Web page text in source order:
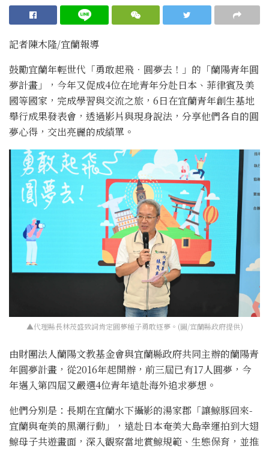
記者陳木隆/宜蘭報導
鼓勵宜蘭年輕世代「勇敢起飛．圓夢去！」的「蘭陽青年圓
夢計畫」，今年又促成4位在地青年分赴日本、菲律賓及美
國等國家，完成學習與交流之旅，6日在宜蘭青年創生基地
舉行成果發表會，透過影片與現身說法，分享他們各自的圓
夢心得，交出亮麗的成績單。
▲代理縣長林茂盛致詞肯定圓夢種子勇敢逐夢。(圖/宜蘭縣政府提供)
由財團法人蘭陽文教基金會與宜蘭縣政府共同主辦的蘭陽青
年圓夢計畫，從2016年起開辦，前三屆已有17人圓夢，今
年邁入第四屆又嚴選4位青年遠赴海外追求夢想。
他們分別是：長期在宜蘭水下攝影的湯家郡「讓鯨豚回來-
宜蘭與奄美的黑潮行動」，遠赴日本奄美大島幸運拍到大翅
鯨母子共遊畫面，深入觀察當地賞鯨規範、生態保育，並推